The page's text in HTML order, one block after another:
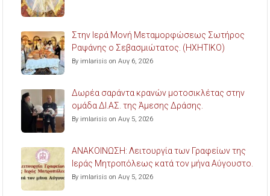
Στην Ιερά Μονή Μεταμορφώσεως Σωτήρος
Ραψάνης ο Σεβασμιώτατος. (ΗΧΗΤΙΚΟ)
By imlarisis on Αυγ 6, 2026
Δωρέα σαράντα κρανών μοτοσικλέτας στην
ομάδα ΔΙ.ΑΣ. της Άμεσης Δράσης.
By imlarisis on Αυγ 5, 2026
ΑΝΑΚΟΙΝΩΣΗ: Λειτουργία των Γραφείων της
Ιεράς Μητροπόλεως κατά τον μήνα Αύγουστο.
By imlarisis on Αυγ 5, 2026